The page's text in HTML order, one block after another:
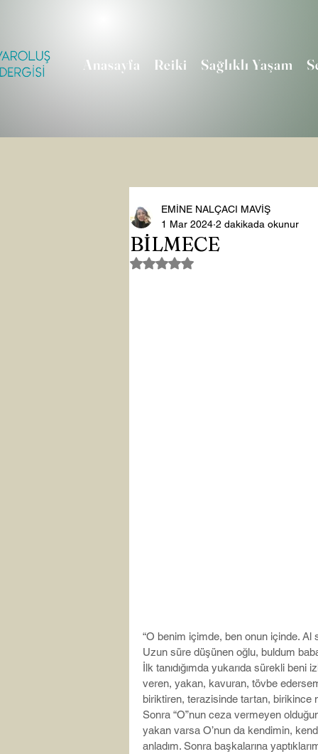
Anasayfa Reiki Sağlıklı Yaşam
BİLMECE
EMİNE NALÇACI MAVİŞ
1 Mar 2024 2 dakikada okunur
5 üzerinden NaN yıldız
“O benim içimde, ben onun içinde. Al
Uzun süre düşünen oğlu, buldum
İlk tanıdığımda yukarıda sürekli beni
veren, yakan, kavuran, tövbe
biriktiren, terazisinde tartan, birikince
Sonra “O”nun ceza vermeyen
yakan varsa O’nun da kendimin,
anladım. Sonra başkalarına